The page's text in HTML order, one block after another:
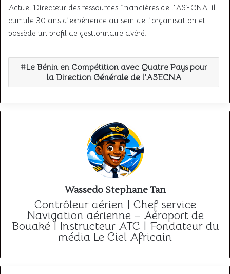
Actuel Directeur des ressources financières de l’ASECNA, il
cumule 30 ans d’expérience au sein de l’organisation et
possède un profil de gestionnaire avéré.
Le Bénin en Compétition avec Quatre Pays pour
la Direction Générale de l’ASECNA
Wassedo Stephane Tan
Contrôleur aérien | Chef service
Navigation aérienne – Aéroport de
Bouaké | Instructeur ATC | Fondateur du
média Le Ciel Africain